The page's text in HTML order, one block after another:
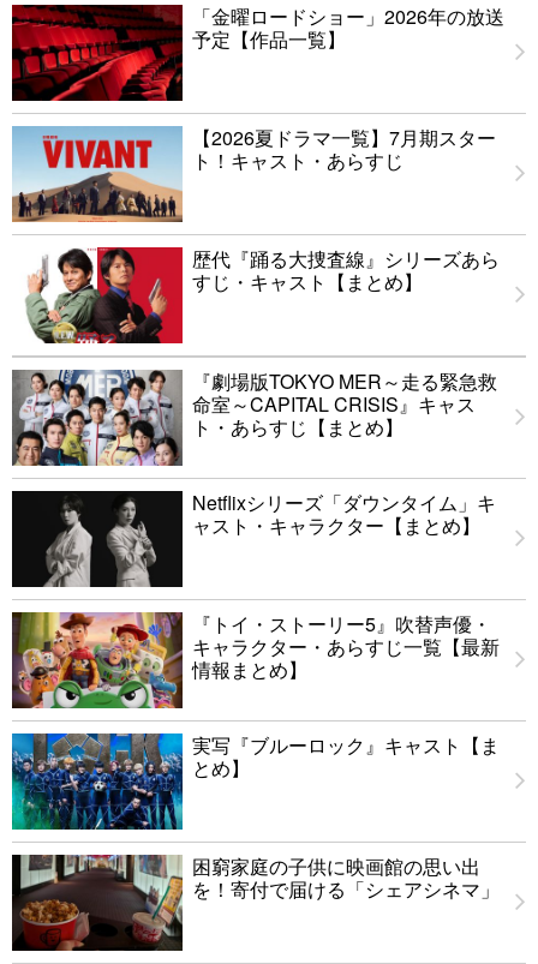
「金曜ロードショー」2026年の放送
予定【作品一覧】
【2026夏ドラマ一覧】7月期スター
ト！キャスト・あらすじ
歴代『踊る大捜査線』シリーズあら
すじ・キャスト【まとめ】
『劇場版TOKYO MER～走る緊急救
命室～CAPITAL CRISIS』キャス
ト・あらすじ【まとめ】
Netflixシリーズ「ダウンタイム」キ
ャスト・キャラクター【まとめ】
『トイ・ストーリー5』吹替声優・
キャラクター・あらすじ一覧【最新
情報まとめ】
実写『ブルーロック』キャスト【ま
とめ】
困窮家庭の子供に映画館の思い出
を！寄付で届ける「シェアシネマ」